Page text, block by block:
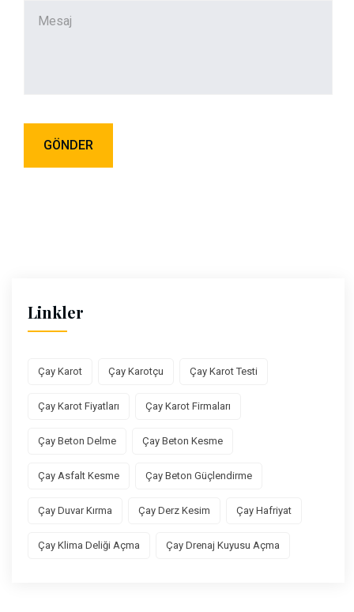
Linkler
Çay Karot Çay Karotçu Çay Karot Testi
Çay Karot Fiyatları Çay Karot Firmaları
Çay Beton Delme Çay Beton Kesme
Çay Asfalt Kesme Çay Beton Güçlendirme
Çay Duvar Kırma Çay Derz Kesim Çay Hafriyat
Çay Klima Deliği Açma Çay Drenaj Kuyusu Açma